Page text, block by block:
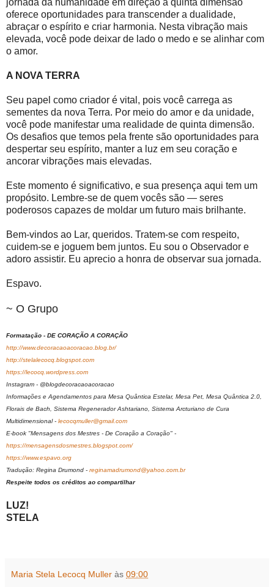
jornada da humanidade em direção à quinta dimensão
oferece oportunidades para transcender a dualidade,
abraçar o espírito e criar harmonia. Nesta vibração mais
elevada, você pode deixar de lado o medo e se alinhar com
o amor.
A NOVA TERRA
Seu papel como criador é vital, pois você carrega as
sementes da nova Terra. Por meio do amor e da unidade,
você pode manifestar uma realidade de quinta dimensão.
Os desafios que temos pela frente são oportunidades para
despertar seu espírito, manter a luz em seu coração e
ancorar vibrações mais elevadas.
Este momento é significativo, e sua presença aqui tem um
propósito. Lembre-se de quem vocês são — seres
poderosos capazes de moldar um futuro mais brilhante.
Bem-vindos ao Lar, queridos. Tratem-se com respeito,
cuidem-se e joguem bem juntos. Eu sou o Observador e
adoro assistir. Eu aprecio a honra de observar sua jornada.
Espavo.
~ O Grupo
Formatação - DE CORAÇÃO A CORAÇÃO
http://www.decoracaoacoracao.blog.br/
http://stelalecocq.blogspot.com
https://lecocq.wordpress.com
Instagram - @blogdecoracaoacoracao
Informações e Agendamentos para Mesa Quântica Estelar, Mesa Pet, Mesa Quântica 2.0,
Florais de Bach, Sistema Regenerador Ashtariano, Sistema Arcturiano de Cura
Multidimensional - lecocqmuller@gmail.com
E-book "Mensagens dos Mestres - De Coração a Coração" -
https://mensagensdosmestres.blogspot.com/
https://www.espavo.org
Tradução: Regina Drumond - reginamadrumond@yahoo.com.br
Respeite todos os créditos ao compartilhar
LUZ!
STELA
Maria Stela Lecocq Muller às 09:00